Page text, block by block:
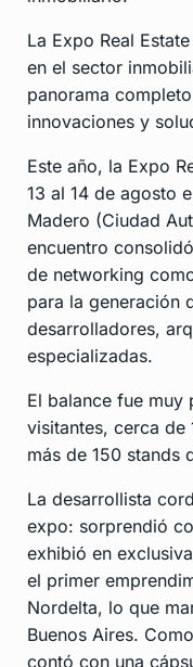
La Expo Real
en el sector
panorama
innovaciones y
Este año, la Expo
13 al 14 de agosto
Madero (Ciudad
encuentro
de networking
para la generación
desarrolladores,
especializadas.
El balance fue muy
visitantes, cerca
más de 150 stands
La desarrollista
expo: sorprendió
exhibió en
el primer
Nordelta, lo que
Buenos Aires.
contó con una